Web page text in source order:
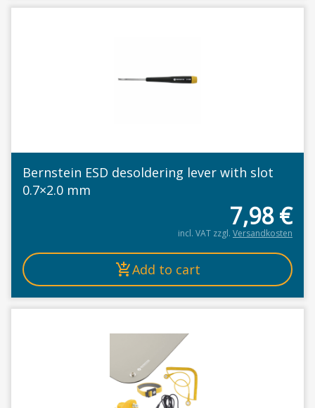
Bernstein ESD desoldering lever with slot
0.7×2.0 mm
7,98€
incl. VAT zzgl. Versandkosten
Add to cart